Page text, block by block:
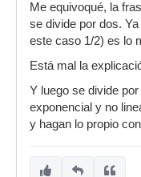
Me equivoqué, la
se divide por dos.
este caso 1/2) es lo
Está mal la
Y luego se divide
exponencial y no
y hagan lo propio